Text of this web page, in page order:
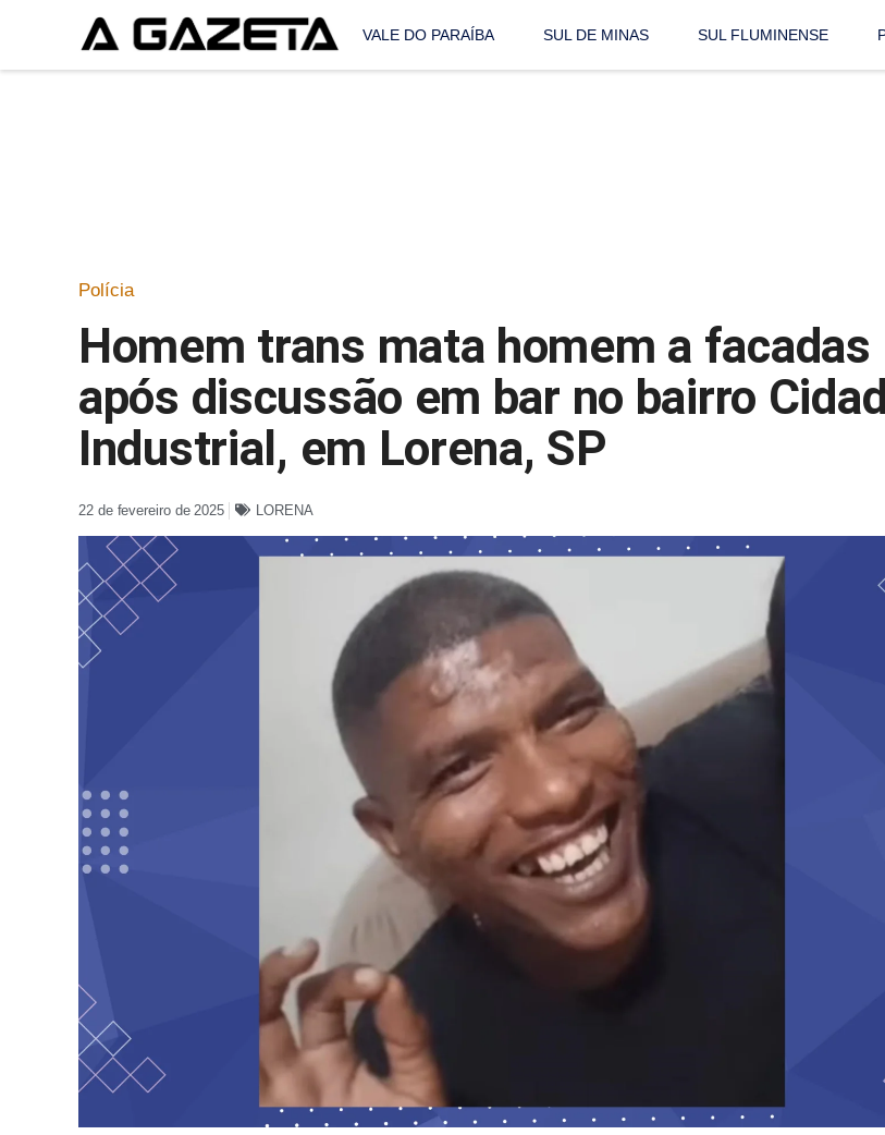
VALE DO PARAÍBA SUL DE MINAS SUL FLUMINENSE
Polícia
Homem trans mata homem a facadas
após discussão em bar no bairro
Industrial, em Lorena, SP
22 de fevereiro de 2025 LORENA